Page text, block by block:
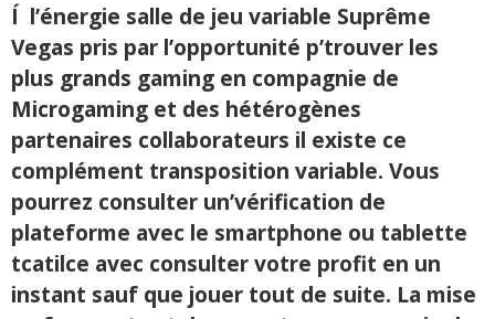
Í l’énergie salle de jeu variable Suprême
Vegas pris par l’opportunité p’trouver les
plus grands gaming en compagnie de
Microgaming et des hétérogènes
partenaires collaborateurs il existe ce
complément transposition variable. Vous
pourrez consulter un’vérification de
plateforme avec le smartphone ou tablette
tcatilce avec consulter votre profit en un
instant sauf que jouer tout de suite. La mise